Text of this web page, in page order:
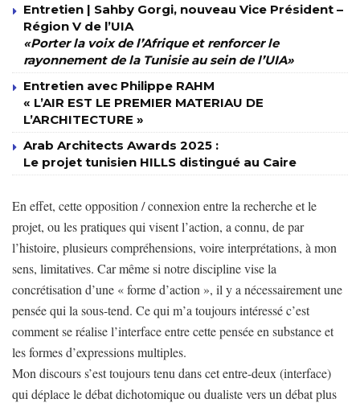
Entretien | Sahby Gorgi, nouveau Vice Président –
Région V de l’UIA
«Porter la voix de l’Afrique et renforcer le
rayonnement de la Tunisie au sein de l’UIA»
Entretien avec Philippe RAHM
« L’AIR EST LE PREMIER MATERIAU DE
L’ARCHITECTURE »
Arab Architects Awards 2025 :
Le projet tunisien HILLS distingué au Caire
En effet, cette opposition / connexion entre la recherche et le
projet, ou les pratiques qui visent l’action, a connu, de par
l’histoire, plusieurs compréhensions, voire interprétations, à mon
sens, limitatives. Car même si notre discipline vise la
concrétisation d’une « forme d’action », il y a nécessairement une
pensée qui la sous-tend. Ce qui m’a toujours intéressé c’est
comment se réalise l’interface entre cette pensée en substance et
les formes d’expressions multiples.
Mon discours s’est toujours tenu dans cet entre-deux (interface)
qui déplace le débat dichotomique ou dualiste vers un débat plus